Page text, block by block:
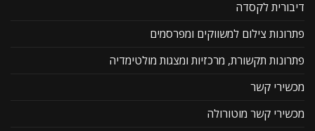
דיבורית לקסדה
פתרונות צילום למשווקים ומפרסמים
פתרונות תקשורת, מרכזיות ומצגות מולטימדיה
מכשירי קשר
מכשירי קשר מוטורולה